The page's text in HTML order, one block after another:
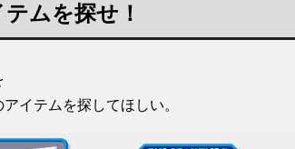
ムを探せ！
イテムを探してほしい。